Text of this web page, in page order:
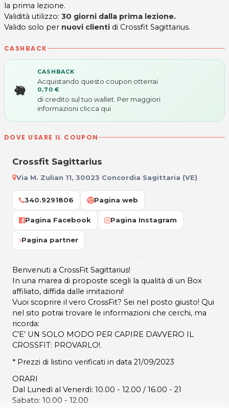
la prima lezione.
Validità utilizzo: 30 giorni dalla prima lezione.
Valido solo per nuovi clienti di Crossfit Sagittarius.
CASHBACK
CASHBACK
Acquistando questo coupon otterrai
0,70 €
di credito sul tuo wallet. Per maggiori
informazioni clicca qui
DOVE USARE IL COUPON
Crossfit Sagittarius
Via M. Zulian 11, 30023 Concordia Sagittaria (VE)
340.9291806 Pagina web
Pagina Facebook Pagina Instagram
Pagina partner
Benvenuti a CrossFit Sagittarius!
In una marea di proposte scegli la qualità di un Box
affiliato, diffida dalle imitazioni!
Vuoi scoprire il vero CrossFit? Sei nel posto giusto! Qui
nel sito potrai trovare le informazioni che cerchi, ma
ricorda:
C’E’ UN SOLO MODO PER CAPIRE DAVVERO IL
CROSSFIT: PROVARLO!.
* Prezzi di listino verificati in data 21/09/2023
ORARI
Dal Lunedì al Venerdì: 10.00 - 12.00 / 16.00 - 21
Sabato: 10.00 - 12.00